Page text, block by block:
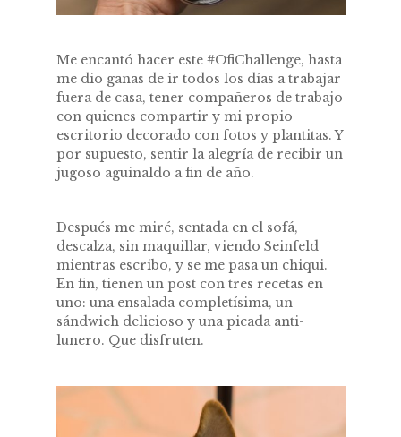
Me encantó hacer este #OfiChallenge, hasta
me dio ganas de ir todos los días a trabajar
fuera de casa, tener compañeros de trabajo
con quienes compartir y mi propio
escritorio decorado con fotos y plantitas. Y
por supuesto, sentir la alegría de recibir un
jugoso aguinaldo a fin de año.
Después me miré, sentada en el sofá,
descalza, sin maquillar, viendo Seinfeld
mientras escribo, y se me pasa un chiqui.
En fin, tienen un post con tres recetas en
uno: una ensalada completísima, un
sándwich delicioso y una picada anti-
lunero. Que disfruten.